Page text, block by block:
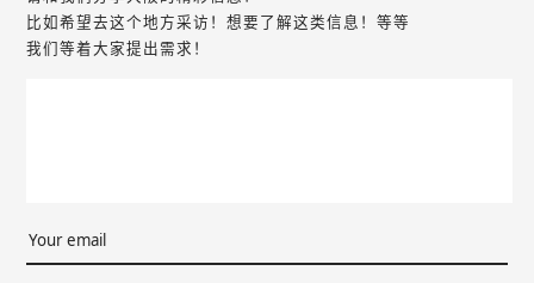
比如希望去这个地方采访！想要了解这类信息！等等
我们等着大家提出需求！